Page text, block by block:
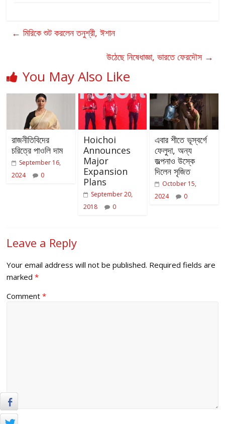
← মিরিকে শুট করলেন তনুশ্রী, ঈশান
উঠেছে নিষেধাজ্ঞা, ভারতে ফেরদৌস →
You May Also Like
রাজনীতিবিদের
চরিত্রে পাওলি দাম
September 16,
2024
0
Hoichoi
Announces
Major
Expansion
Plans
September 20,
2018
0
এবার শীতে ভূস্বর্গে
ফেলুদা, অন্য
জল্পনাও উস্কে
দিলেন সৃজিত
October 15,
2024
0
Leave a Reply
Your email address will not be published. Required fields are
marked*
Comment*